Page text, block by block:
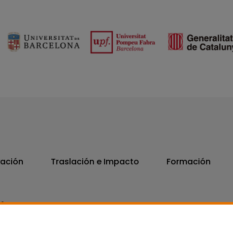
Traslación e Impacto Formación